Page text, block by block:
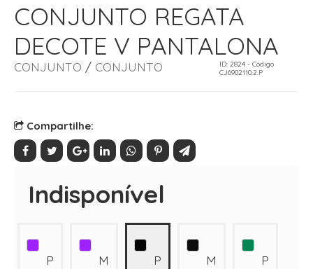
CONJUNTO REGATA
DECOTE V PANTALONA
CONJUNTO / CONJUNTO
ID: 2824 - Código
CJ6902110.2.P
Compartilhe:
Indisponível
P M P M P